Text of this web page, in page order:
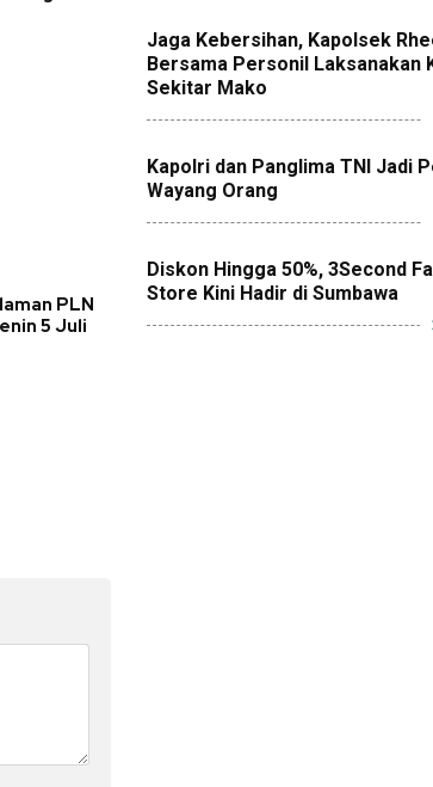
PLN
5 Juli
Jaga Kebersihan, Kapolsek
Bersama Personil Laksanakan
Sekitar Mako
Kapolri dan Panglima TNI Jadi
Wayang Orang
Diskon Hingga 50%, 3Second
Store Kini Hadir di Sumbawa